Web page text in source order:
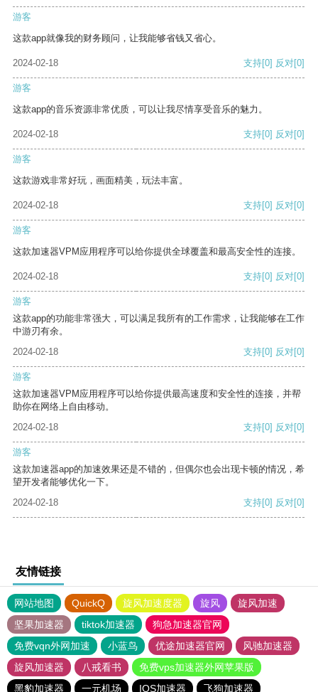
游客
这款app就像我的财务顾问，让我能够省钱又省心。
2024-02-18 支持[0] 反对[0]
游客
这款app的音乐资源非常优质，可以让我尽情享受音乐的魅力。
2024-02-18 支持[0] 反对[0]
游客
这款游戏非常好玩，画面精美，玩法丰富。
2024-02-18 支持[0] 反对[0]
游客
这款加速器VPM应用程序可以给你提供全球覆盖和最高安全性的连接。
2024-02-18 支持[0] 反对[0]
游客
这款app的功能非常强大，可以满足我所有的工作需求，让我能够在工作
中游刃有余。
2024-02-18
支持[0] 反对[0]
游客
这款加速器VPM应用程序可以给你提供最高速度和安全性的连接，并帮
助你在网络上自由移动。
2024-02-18
支持[0] 反对[0]
游客
这款加速器app的加速效果还是不错的，但偶尔也会出现卡顿的情况，希
望开发者能够优化一下。
2024-02-18
支持[0] 反对[0]
友情链接
网站地图 QuickQ 旋风加速度器 旋风
旋风加速
坚果加速器
tiktok加速器
狗急加速器官网
免费vqn外网加速
小蓝鸟 优途加速器官网
风驰加速器
旋风加速器
八戒看书
免费vps加速器外网苹果版
黑豹加速器
一元机场 IOS加速器 飞狗加速器